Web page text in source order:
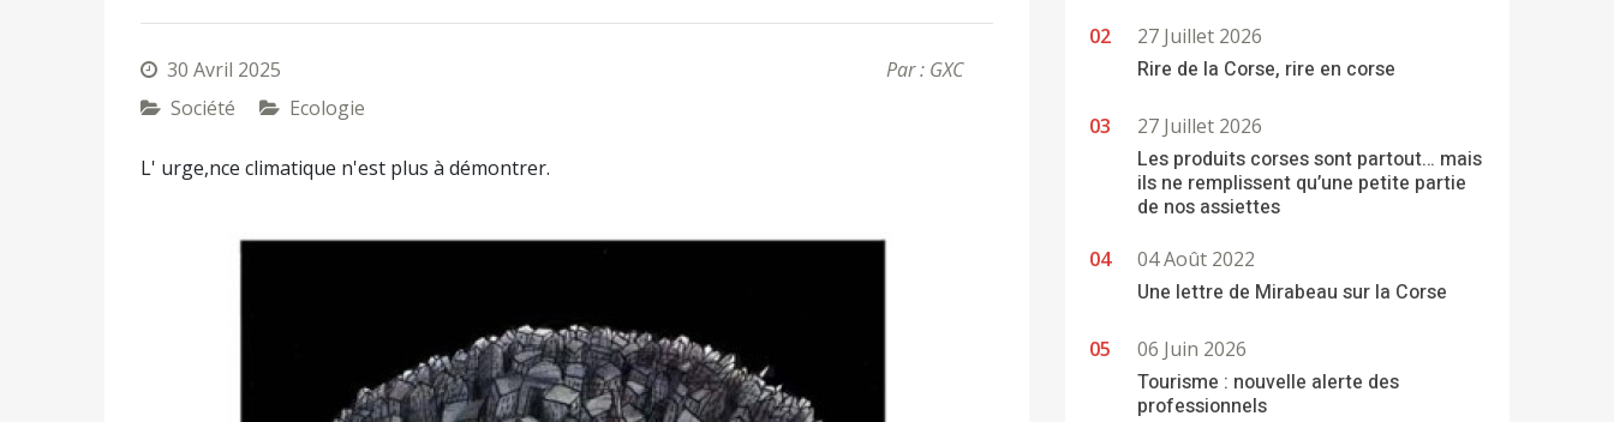
30 Avril 2025
Par : GXC
Société
Ecologie
L' urge,nce climatique n'est plus à démontrer.
27 Juillet 2026
Rire de la Corse, rire en corse
27 Juillet 2026
Les produits corses sont partout… mais
ils ne remplissent qu’une petite partie
de nos assiettes
04 Août 2022
Une lettre de Mirabeau sur la Corse
06 Juin 2026
Tourisme : nouvelle alerte des
professionnels